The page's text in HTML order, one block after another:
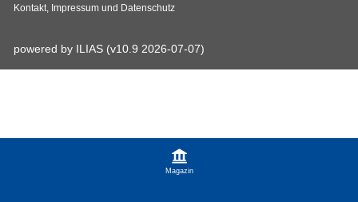
Magazin
Kontakt, Impressum und Datenschutz
powered by ILIAS (v10.9 2026-07-07)